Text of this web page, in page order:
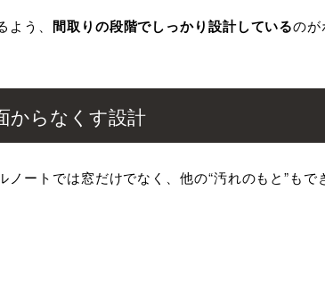
う、 間取りの段階でしっかり設計しているの
からなくす設計
ートでは窓だけでなく、他の“汚れのもと”も